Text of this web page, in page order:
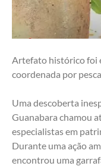
Artefato histórico foi
coordenada por
Uma descoberta
Guanabara chamou
especialistas em
Durante uma ação
encontrou uma